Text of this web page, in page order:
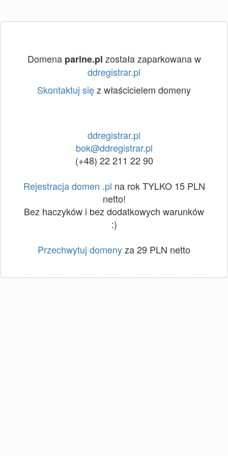
Domena parine.pl została zaparkowana w
ddregistrar.pl
Skontaktuj sięz właścicielem domeny
ddregistrar.pl
bok@ddregistrar.pl
(+48) 22 211 22 90
Rejestracja domen .pl na rok TYLKO 15 PLN
netto!
Bez haczyków i bez dodatkowych warunków
:)
Przechwytuj domenyza 29 PLN netto